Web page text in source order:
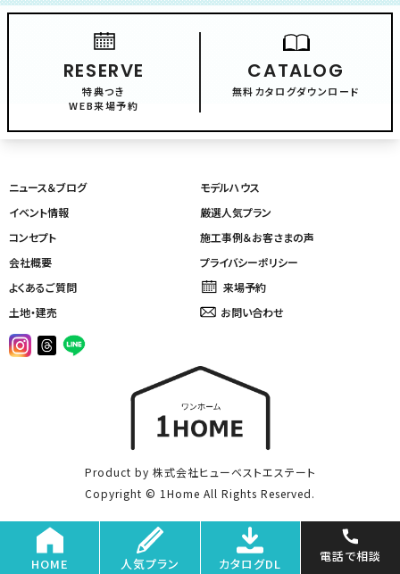
RESERVE
特典つき
WEB来場予約
CATALOG
無料カタログダウンロード
ニュース＆ブログ
イベント情報
コンセプト
会社概要
モデルハウス
厳選人気プラン
施工事例＆お客さまの声
プライバシーポリシー
よくあるご質問
土地・建売
来場予約
お問い合わせ
Product by 株式会社ヒューベストエステート
Copyright © 1Home All Rights Reserved.
HOME 人気プラン カタログDL 電話で相談